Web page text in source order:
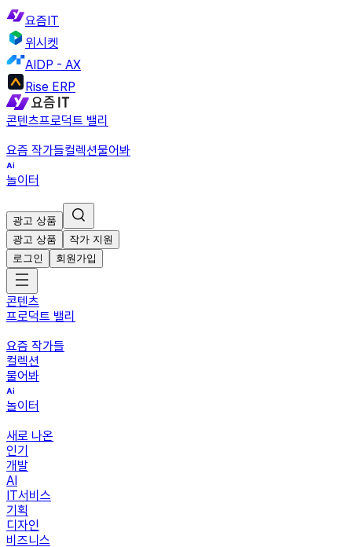
요즘IT
위시켓
AIDP - AX
Rise ERP
콘텐츠프로덕트 밸리
요즘 작가들컬렉션물어봐
놀이터
광고 상품
광고 상품
작가 지원
로그인
회원가입
콘텐츠
프로덕트 밸리
요즘 작가들
컬렉션
물어봐
놀이터
새로 나온
인기
개발
AI
IT서비스
기획
디자인
비즈니스